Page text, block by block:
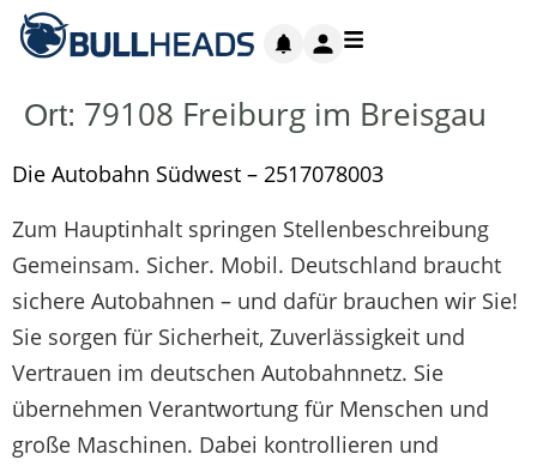
Ort: 79108 Freiburg im Breisgau
Die Autobahn Südwest – 2517078003
Zum Hauptinhalt springen Stellenbeschreibung
Gemeinsam. Sicher. Mobil. Deutschland braucht
sichere Autobahnen – und dafür brauchen wir Sie!
Sie sorgen für Sicherheit, Zuverlässigkeit und
Vertrauen im deutschen Autobahnnetz. Sie
übernehmen Verantwortung für Menschen und
große Maschinen. Dabei kontrollieren und